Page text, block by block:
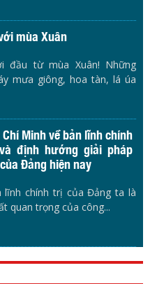
mùa Xuân
đầu từ mùa Xuân! Những
mưa giông, hoa tàn, lá úa
Minh về bản lĩnh chính
định hướng giải pháp
Đảng hiện nay
lĩnh chính trị của Đảng ta là
quan trọng của công...